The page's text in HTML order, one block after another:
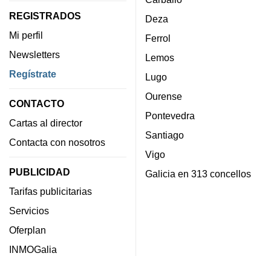
REGISTRADOS
Mi perfil
Newsletters
Regístrate
CONTACTO
Cartas al director
Contacta con nosotros
PUBLICIDAD
Tarifas publicitarias
Servicios
Oferplan
INMOGalia
Deza
Ferrol
Lemos
Lugo
Ourense
Pontevedra
Santiago
Vigo
Galicia en 313 concellos